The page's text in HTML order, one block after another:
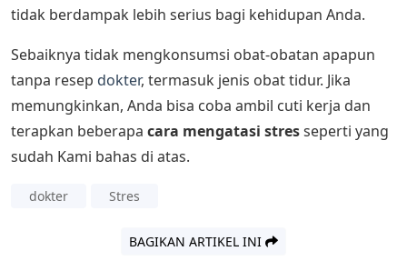
tidak berdampak lebih serius bagi kehidupan Anda.
Sebaiknya tidak mengkonsumsi obat-obatan apapun
tanpa resep dokter, termasuk jenis obat tidur. Jika
memungkinkan, Anda bisa coba ambil cuti kerja dan
terapkan beberapa cara mengatasi stresseperti yang
sudah Kami bahas di atas.
dokter Stres
BAGIKAN ARTIKEL INI